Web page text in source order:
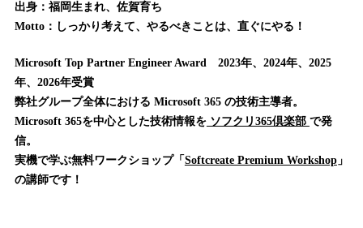
出身：福岡生まれ、佐賀育ち
Motto：しっかり考えて、やるべきことは、直ぐにやる！
Microsoft Top Partner Engineer Award 2023年、2024年、2025
年、2026年受賞
弊社グループ全体における Microsoft 365 の技術主導者。
Microsoft 365を中心とした技術情報をソフクリ365倶楽部 で発
信。
実機で学ぶ無料ワークショップ「 Softcreate Premium Workshop」
の講師です！